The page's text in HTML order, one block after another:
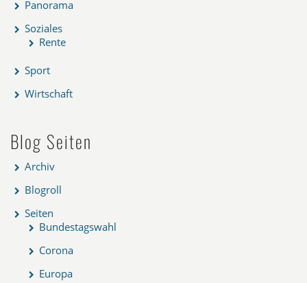
Panorama
Soziales
Rente
Sport
Wirtschaft
Blog Seiten
Archiv
Blogroll
Seiten
Bundestagswahl
Corona
Europa